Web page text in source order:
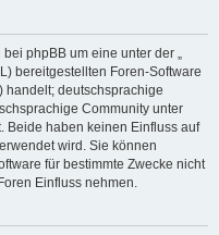
phpBB um eine unter der „
bereitgestellten Foren-Software
) handelt; deutschsprachige
Community unter
Beide haben keinen Einfluss auf
wird. Sie können
für bestimmte Zwecke nicht
Einfluss nehmen.